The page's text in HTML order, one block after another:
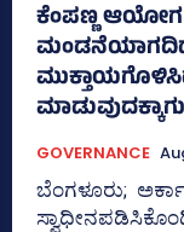
ಕೆಂಪಣ್ಣ
GOVERNANCE
ಬೆಂಗಳೂರು;